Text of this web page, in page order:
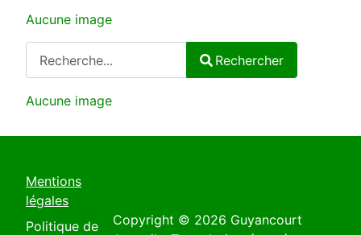
Aucune image
Rechercher
Aucune image
Mentions
légales
Politique de
Copyright © 2026 Guyancourt